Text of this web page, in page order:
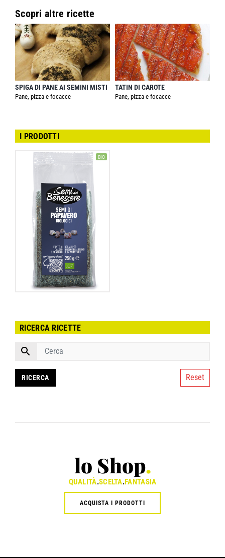
Scopri altre ricette
SPIGA DI PANE AI SEMINI MISTI
Pane, pizza e focacce
TATIN DI CAROTE
Pane, pizza e focacce
I PRODOTTI
BIO
RICERCA RICETTE
Reset
lo Shop.
QUALITÀ.SCELTA.FANTASIA
ACQUISTA I PRODOTTI